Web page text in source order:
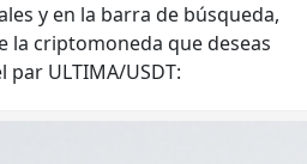
y en la barra de búsqueda,
la criptomoneda que deseas
par ULTIMA/USDT: